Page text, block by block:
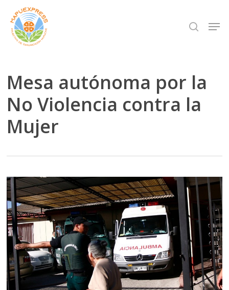
Skip
main
search
Mesa autónoma por la
No Violencia contra la
Mujer
Close